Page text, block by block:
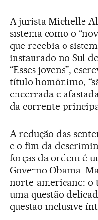
A jurista Michelle
sistema como o
que recebia o
instaurado no Sul
“Esses jovens”,
título homônimo,
encerrada e
da corrente
A redução das
e o fim da
forças da ordem é
Governo Obama.
norte-americano: o
uma questão
questão inclusive